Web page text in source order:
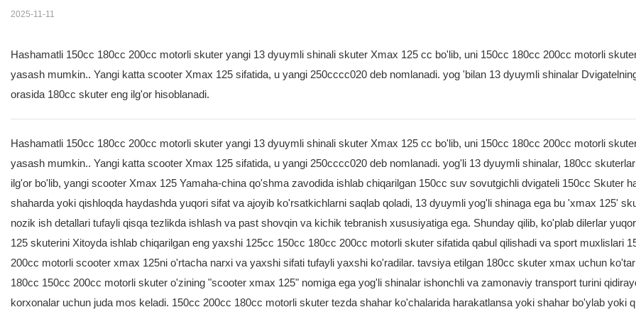
2025-11-11
Hashamatli 150cc 180cc 200cc motorli skuter yangi 13 dyuymli shinali skuter Xmax 125 cc bo'lib, uni 150cc 180cc 200cc motorli
yasash mumkin.. Yangi katta scooter Xmax 125 sifatida, u yangi 250cccc020 deb nomlanadi. yog 'bilan 13 dyuymli shinalar
orasida 180cc skuter eng ilg'or hisoblanadi.
Hashamatli 150cc 180cc 200cc motorli skuter yangi 13 dyuymli shinali skuter Xmax 125 cc bo'lib, uni 150cc 180cc 200cc motorli
yasash mumkin.. Yangi katta scooter Xmax 125 sifatida, u yangi 250cccc020 deb nomlanadi. yog'li 13 dyuymli shinalar, 180cc
ilg'or bo'lib, yangi scooter Xmax 125 Yamaha-china qo'shma zavodida ishlab chiqarilgan 150cc suv sovutgichli dvigateli 150cc Skuter
shaharda yoki qishloqda haydashda yuqori sifat va ajoyib ko'rsatkichlarni saqlab qoladi, 13 dyuymli yog'li shinaga ega bu 'xmax 125'
nozik ish detallari tufayli qisqa tezlikda ishlash va past shovqin va kichik tebranish xususiyatiga ega. Shunday qilib, ko'plab dilerlar
125 skuterini Xitoyda ishlab chiqarilgan eng yaxshi 125cc 150cc 180cc 200cc motorli skuter sifatida qabul qilishadi va sport muxlislari
200cc motorli scooter xmax 125ni o'rtacha narxi va yaxshi sifati tufayli yaxshi ko'radilar. tavsiya etilgan 180cc skuter xmax uchun
180cc 150cc 200cc motorli skuter o'zining "scooter xmax 125" nomiga ega yog'li shinalar ishonchli va zamonaviy transport turini
korxonalar uchun juda mos keladi. 150cc 200cc 180cc motorli skuter tezda shahar ko'chalarida harakatlansa yoki shahar bo'ylab yoki